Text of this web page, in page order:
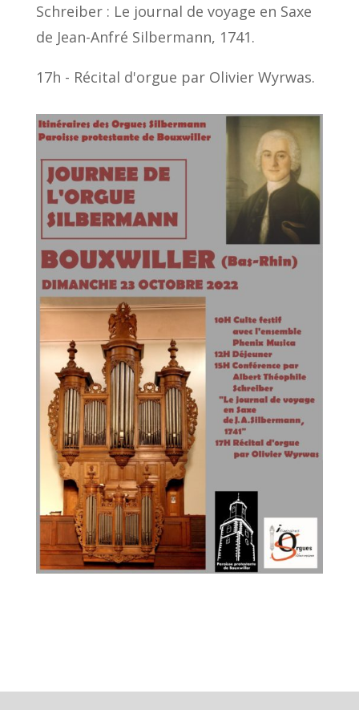
Schreiber : Le journal de voyage en Saxe
de Jean-Anfré Silbermann, 1741.
17h - Récital d'orgue par Olivier Wyrwas.